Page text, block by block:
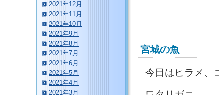
宮城の魚
今日はヒラメ、
2021年12月
2021年11月
2021年10月
2021年9月
2021年8月
2021年7月
2021年6月
2021年5月
2021年4月
2021年3月